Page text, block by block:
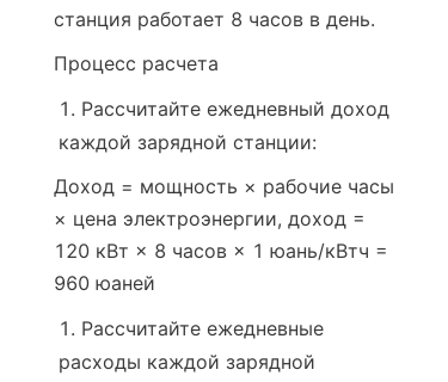
станция работает 8 часов в день.
Процесс расчета
Рассчитайте ежедневный доход
каждой зарядной станции:
Доход = мощность × рабочие часы
× цена электроэнергии, доход =
120 кВт × 8 часов × 1 юань/кВтч =
960 юаней
Рассчитайте ежедневные
расходы каждой зарядной